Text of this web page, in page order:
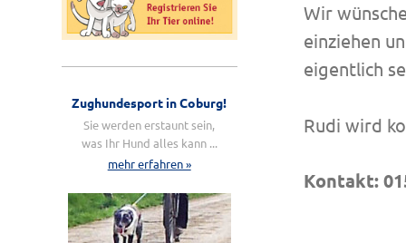
Wir
einziehen
eigentlich
Rudi wird
Kontakt:
Zughundesport in Coburg!
Sie werden erstaunt sein,
was Ihr Hund alles kann ...
mehr erfahren »